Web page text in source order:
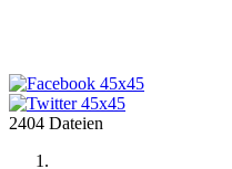
2404 Dateien